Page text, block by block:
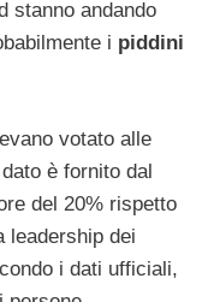
stanno andando
i piddini
votato alle
è fornito dal
del 20% rispetto
leadership dei
i dati ufficiali,